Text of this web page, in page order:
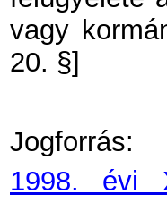
vagy
20. §]
Jogforrás:
1998. évi